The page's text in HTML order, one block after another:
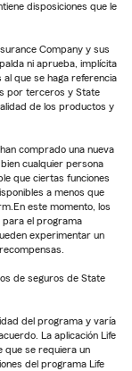
disposiciones que le
Company y sus
ni aprueba, implícita
que se haga referencia
por terceros y State
de los productos y
comprado una nueva
cualquier persona
que ciertas funciones
a menos que
este momento, los
para el programa
experimentar un
de seguros de State
del programa y varía
La aplicación Life
que se requiera un
del programa Life